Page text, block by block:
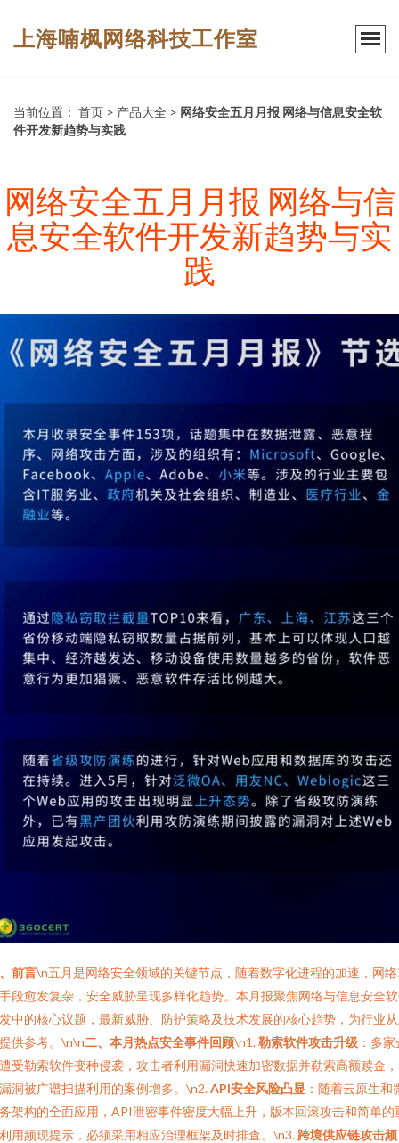
上海喃枫网络科技工作室
当前位置： 首页 > 产品大全 > 网络安全五月月报 网络与信息安全软
件开发新趋势与实践
网络安全五月月报 网络与信
息安全软件开发新趋势与实
践
前言\n五月是网络安全领域的关键节点，随着数字化进程的加速，网
段愈发复杂，安全威胁呈现多样化趋势。本月报聚焦网络与信息安全
中的核心议题，最新威胁、防护策略及技术发展的核心趋势，为行业
供参考。\n\n二、本月热点安全事件回顾\n1.勒索软件攻击升级 ：多
受勒索软件变种侵袭，攻击者利用漏洞快速加密数据并勒索高额赎金
洞被广谱扫描利用的案例增多。\n2.API安全风险凸显 ：随着云原生和
架构的全面应用，API泄密事件密度大幅上升，版本回滚攻击和简单的
用频现提示，必须采用相应治理框架及时排查。\n3.跨境供应链攻击频